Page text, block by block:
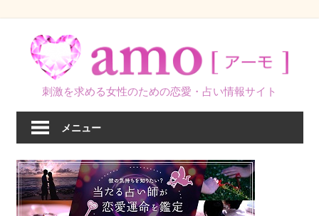
刺激を求める女性のための恋愛・占い情報サイト
メニュー